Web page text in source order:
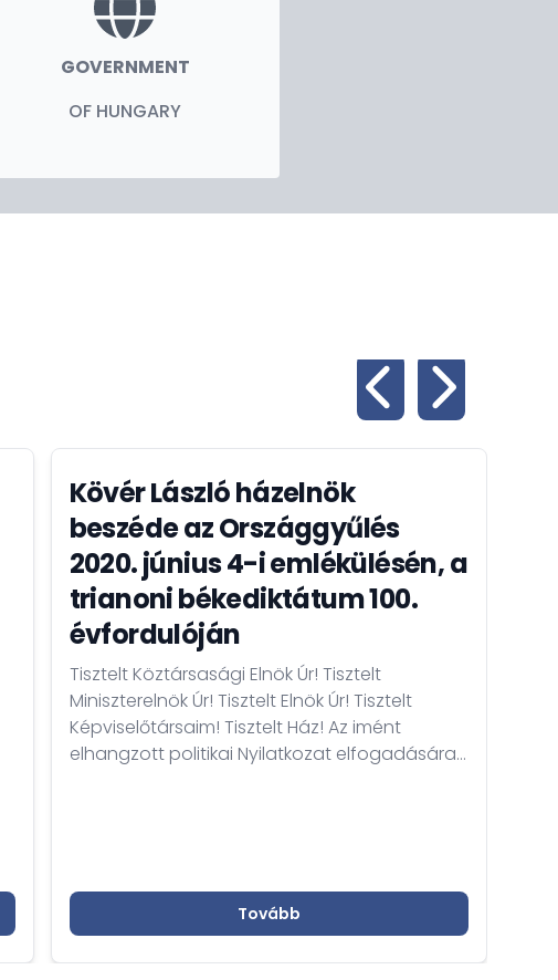
GOVERNMENT
OF HUNGARY
Kövér László házelnök
beszéde az Országgyűlés
2020. június 4-i emlékülésén, a
trianoni békediktátum 100.
évfordulóján
Tisztelt Köztársasági Elnök Úr! Tisztelt
Miniszterelnök Úr! Tisztelt Elnök Úr! Tisztelt
Képviselőtársaim! Tisztelt Ház! Az imént
elhangzott politikai Nyilatkozat elfogadására
elfogadásra a tisztelt Háznak. Ezen három ok
a múltban, a jelenben és a jövőben rejlik....
Tovább